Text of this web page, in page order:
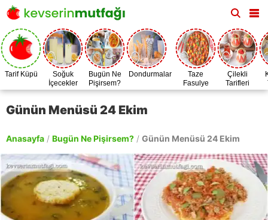
Tarif Küpü
Soğuk
İçecekler
Bugün Ne
Pişirsem?
Dondurmalar
Taze
Fasulye
Zamanı
Çilekli
Tarifleri
Günün Menüsü 24 Ekim
Anasayfa / Bugün Ne Pişirsem? / Günün Menüsü 24 Ekim